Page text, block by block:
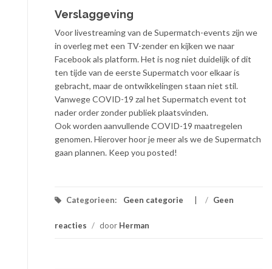
Verslaggeving
Voor livestreaming van de Supermatch-events zijn we
in overleg met een TV-zender en kijken we naar
Facebook als platform. Het is nog niet duidelijk of dit
ten tijde van de eerste Supermatch voor elkaar is
gebracht, maar de ontwikkelingen staan niet stil.
Vanwege COVID-19 zal het Supermatch event tot
nader order zonder publiek plaatsvinden.
Ook worden aanvullende COVID-19 maatregelen
genomen. Hierover hoor je meer als we de Supermatch
gaan plannen. Keep you posted!
Categorieen: Geen categorie / Geen
reacties / door Herman